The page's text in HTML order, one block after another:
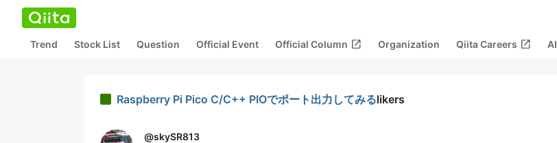
Trend Stock List Question Official Event Official Column open_in_new Organization Qiita Careers open_in_new
Raspberry Pi Pico C/C++ PIOでポート出力してみるlikers
@skySR813